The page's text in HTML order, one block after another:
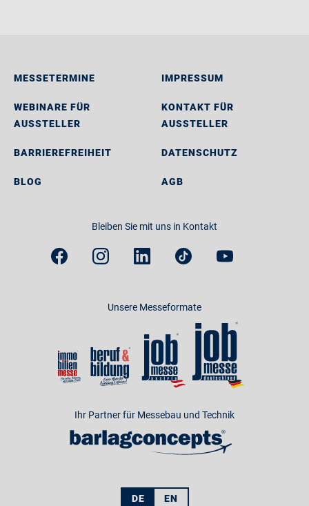
MESSETERMINE
WEBINARE FÜR
AUSSTELLER
BARRIEREFREIHEIT
BLOG
IMPRESSUM
KONTAKT FÜR
AUSSTELLER
DATENSCHUTZ
AGB
Bleiben Sie mit uns in Kontakt
Unsere Messeformate
Ihr Partner für Messebau und Technik
DE EN